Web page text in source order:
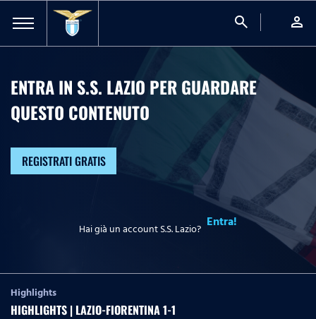
search person
ENTRA IN S.S. LAZIO PER GUARDARE
QUESTO CONTENUTO
REGISTRATI GRATIS
Hai già un account S.S. Lazio? Entra!
Highlights
HIGHLIGHTS | LAZIO-FIORENTINA 1-1